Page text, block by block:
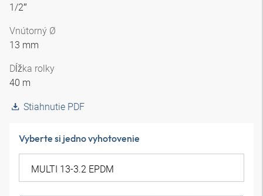
1/2″
Vnútorný Ø
13 mm
Dĺžka rolky
40 m
Stiahnutie PDF
Vyberte si jedno vyhotovenie